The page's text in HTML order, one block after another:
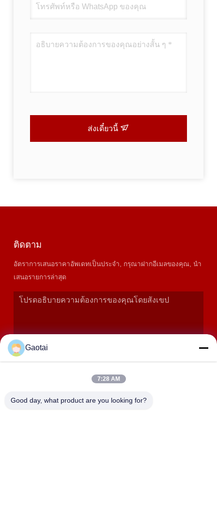
ส่งเดี๋ยวนี้
ติดตาม
อัตราการเสนอราคาอัพเดทเป็นประจํา, กรุณาฝากอีเมลของคุณ, นํา
เสนอรายการล่าสุด
Gaotai
7:28 AM
Good day, what product are you looking for?